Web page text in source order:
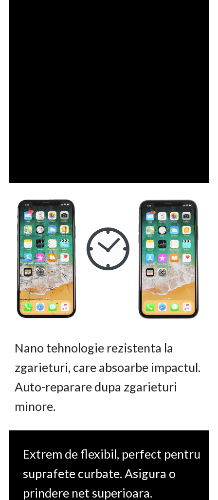
Nano tehnologie rezistenta la
zgarieturi, care absoarbe impactul.
Auto-reparare dupa zgarieturi
minore.
Extrem de flexibil, perfect pentru
suprafete curbate. Asigura o
prindere net superioara.